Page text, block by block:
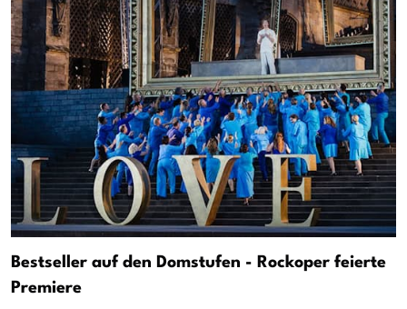
Bestseller auf den Domstufen - Rockoper feierte
Premiere